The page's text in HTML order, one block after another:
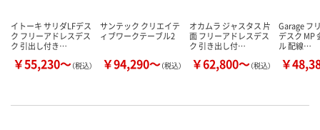
イトーキ サリダLFデス
ク フリーアドレスデス
ク 引出し付き…
￥55,230～（税込）
サンテック クリエイテ
ィブワークテーブル2
￥94,290～（税込）
オカムラ ジャスタス 片
面 フリーアドレスデス
ク 引き出し付…
￥62,800～（税込）
Garage フ
デスク MP
ル 配線…
￥